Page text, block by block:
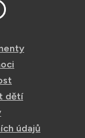
dětí
údajů